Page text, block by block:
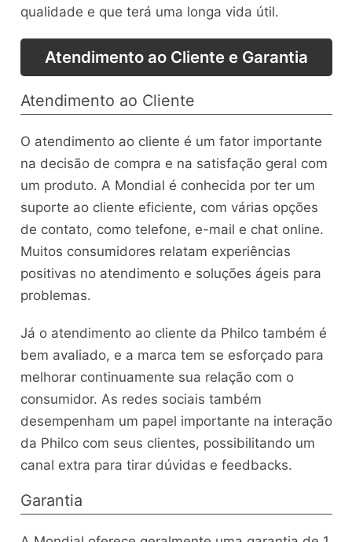
qualidade e que terá uma longa vida útil.
Atendimento ao Cliente e Garantia
Atendimento ao Cliente
O atendimento ao cliente é um fator importante
na decisão de compra e na satisfação geral com
um produto. A Mondial é conhecida por ter um
suporte ao cliente eficiente, com várias opções
de contato, como telefone, e-mail e chat online.
Muitos consumidores relatam experiências
positivas no atendimento e soluções ágeis para
problemas.
Já o atendimento ao cliente da Philco também é
bem avaliado, e a marca tem se esforçado para
melhorar continuamente sua relação com o
consumidor. As redes sociais também
desempenham um papel importante na interação
da Philco com seus clientes, possibilitando um
canal extra para tirar dúvidas e feedbacks.
Garantia